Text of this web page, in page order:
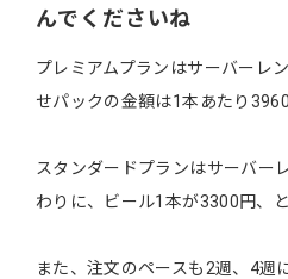
んでくださいね
プレミアムプランはサーバーレ
せパックの金額は1本あたり3960
スタンダードプランはサーバー
わりに、ビール1本が3300円、
また、注文のペースも2週、4週